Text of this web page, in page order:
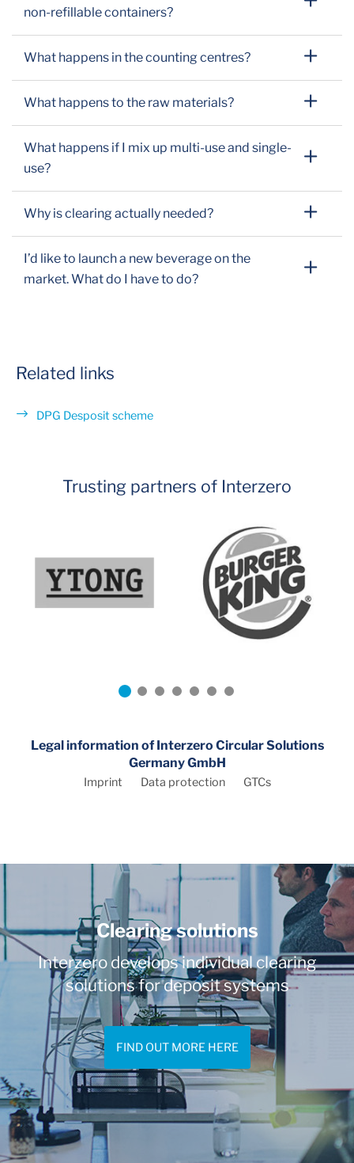
non-refillable containers?
What happens in the counting centres?
What happens to the raw materials?
What happens if I mix up multi-use and single-
use?
Why is clearing actually needed?
I’d like to launch a new beverage on the
market. What do I have to do?
Related links
DPG Desposit scheme
Trusting partners of Interzero
Legal information of Interzero Circular Solutions
Germany GmbH
Imprint Data protection GTCs
Clearing solutions
Interzero develops individual clearing
solutions for deposit systems
FIND OUT MORE HERE